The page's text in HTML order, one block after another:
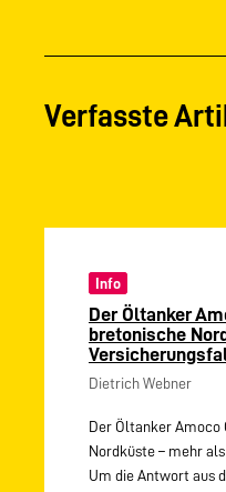
Verfasste
Info
Der Öltanker
bretonische
Dietrich Webner
Der Öltanker Amoco
Nordküste – mehr
Um die Antwort aus